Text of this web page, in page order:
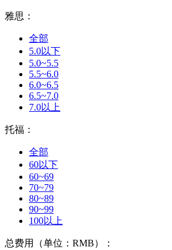
雅思：
全部
5.0以下
5.0~5.5
5.5~6.0
6.0~6.5
6.5~7.0
7.0以上
托福：
全部
60以下
60~69
70~79
80~89
90~99
100以上
总费用（单位：RMB）：